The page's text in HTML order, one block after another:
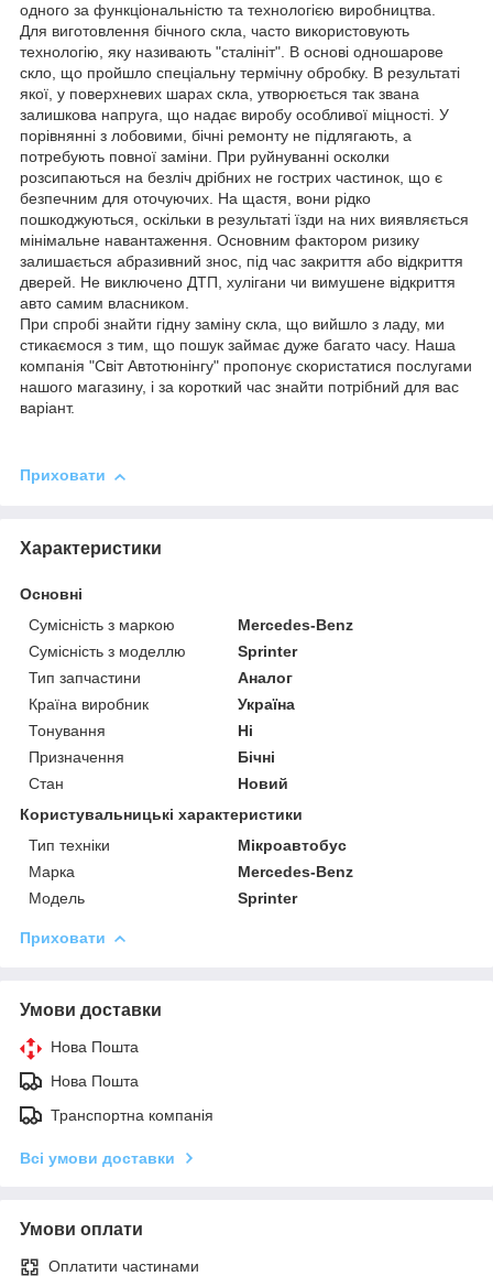
одного за функціональністю та технологією виробництва.
Для виготовлення бічного скла, часто використовують
технологію, яку називають "сталініт". В основі одношарове
скло, що пройшло спеціальну термічну обробку. В результаті
якої, у поверхневих шарах скла, утворюється так звана
залишкова напруга, що надає виробу особливої міцності. У
порівнянні з лобовими, бічні ремонту не підлягають, а
потребують повної заміни. При руйнуванні осколки
розсипаються на безліч дрібних не гострих частинок, що є
безпечним для оточуючих. На щастя, вони рідко
пошкоджуються, оскільки в результаті їзди на них виявляється
мінімальне навантаження. Основним фактором ризику
залишається абразивний знос, під час закриття або відкриття
дверей. Не виключено ДТП, хулігани чи вимушене відкриття
авто самим власником.
При спробі знайти гідну заміну скла, що вийшло з ладу, ми
стикаємося з тим, що пошук займає дуже багато часу. Наша
компанія "Світ Автотюнінгу" пропонує скористатися послугами
нашого магазину, і за короткий час знайти потрібний для вас
варіант.
Приховати
Характеристики
Основні
Сумісність з маркою
Mercedes-Benz
Сумісність з моделлю
Sprinter
Тип запчастини
Аналог
Країна виробник
Україна
Тонування
Ні
Призначення
Бічні
Стан
Новий
Користувальницькі характеристики
Тип техніки
Мікроавтобус
Марка
Mercedes-Benz
Модель
Sprinter
Приховати
Умови доставки
Нова Пошта
Нова Пошта
Транспортна компанія
Всі умови доставки
Умови оплати
Оплатити частинами